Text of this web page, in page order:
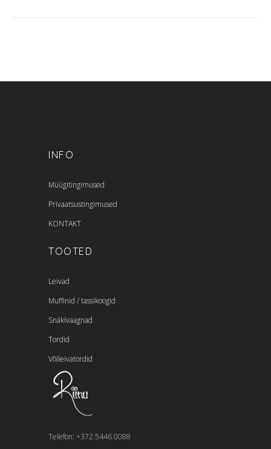
Telefon: ‭+372 5446 0088‬
TOOTED
Leivad
Muffinid / tassikoogid
Snäkivaagnad
Tordid
Võileivatordid
INFO
Müügitingimused
Privaatsustingimused
KONTAKT